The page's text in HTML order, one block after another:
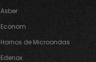
Asber
Econom
Hornos de Microondas
Edenox